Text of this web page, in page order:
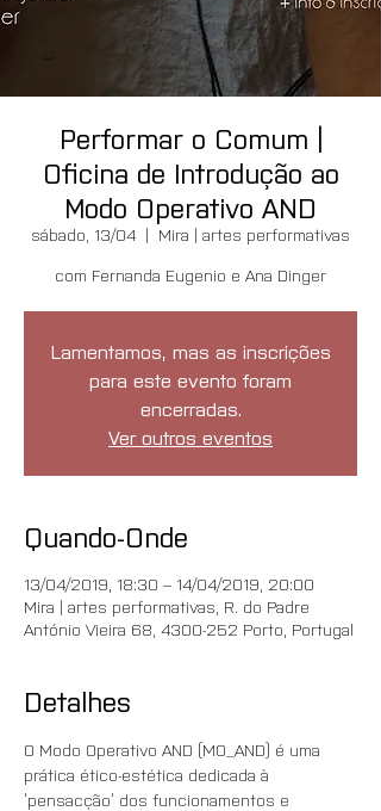
Performar o Comum |
Oficina de Introdução ao
Modo Operativo AND
sábado, 13/04
  |
Mira | artes performativas
com Fernanda Eugenio e Ana Dinger
Lamentamos, mas as inscrições
para este evento foram
encerradas.
Ver outros eventos
Quando-Onde
13/04/2019, 18:30 – 14/04/2019, 20:00
Mira | artes performativas, R. do Padre
António Vieira 68, 4300-252 Porto, Portugal
Detalhes
O Modo Operativo AND (MO_AND) é uma
prática ético-estética dedicada à
‘pensacção’ dos funcionamentos e